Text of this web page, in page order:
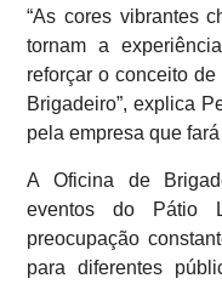
“As cores vibrantes
tornam a
reforçar o conceito
Brigadeiro”, explica
pela empresa que
A Oficina de
eventos do Pátio
preocupação
para diferentes